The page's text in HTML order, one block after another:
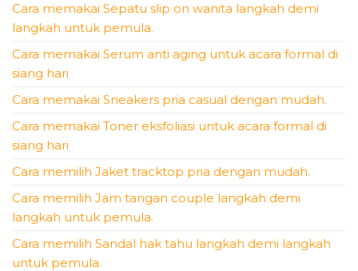
Cara memakai Sepatu slip on wanita langkah demi
langkah untuk pemula.
Cara memakai Serum anti aging untuk acara formal di
siang hari
Cara memakai Sneakers pria casual dengan mudah.
Cara memakai Toner eksfoliasi untuk acara formal di
siang hari
Cara memilih Jaket tracktop pria dengan mudah.
Cara memilih Jam tangan couple langkah demi
langkah untuk pemula.
Cara memilih Sandal hak tahu langkah demi langkah
untuk pemula.